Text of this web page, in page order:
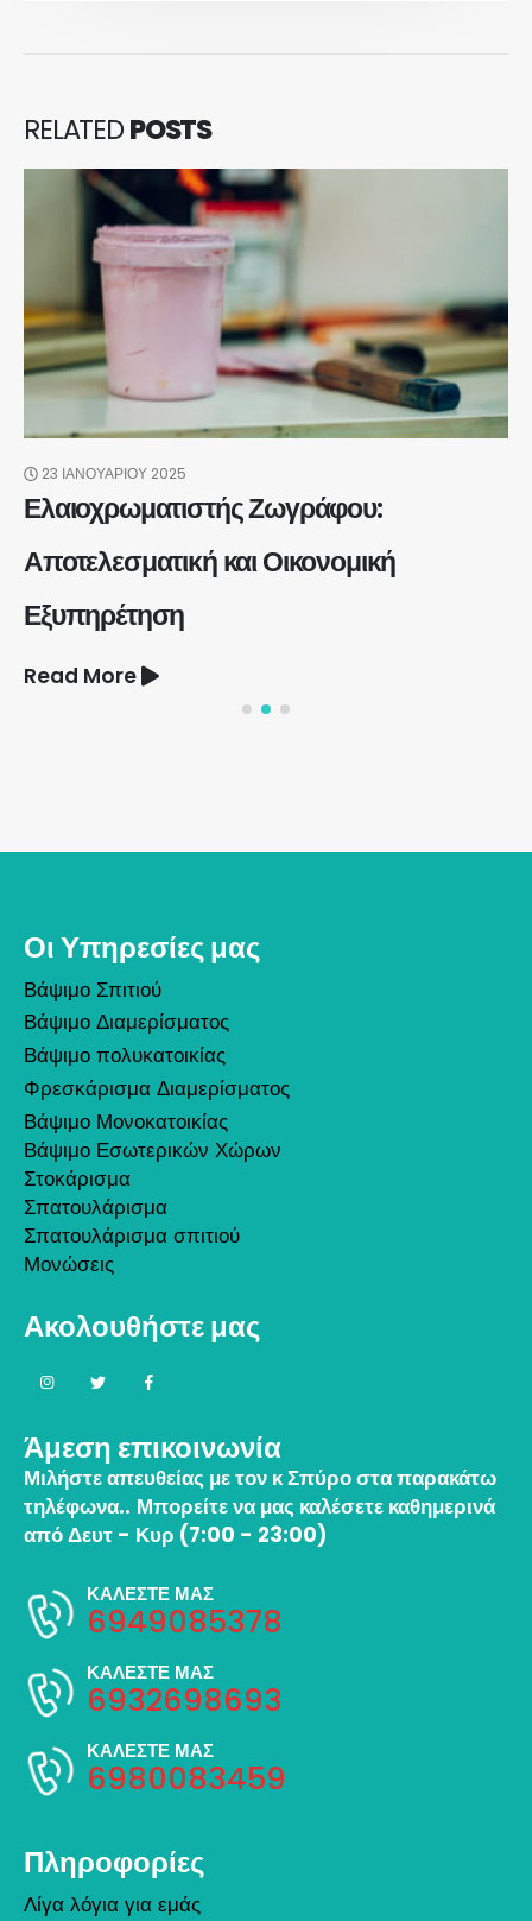
RELATEDPOSTS
23 ΙΑΝΟΥΑΡΊΟΥ 2025
Ελαιοχρωματιστής Ζωγράφου:
Αποτελεσματική και Οικονομική
Εξυπηρέτηση
Read More
Οι Υπηρεσίες μας
Βάψιμο Σπιτιού
Βάψιμο Διαμερίσματος
Βάψιμο πολυκατοικίας
Φρεσκάρισμα Διαμερίσματος
Βάψιμο Μονοκατοικίας
Βάψιμο Εσωτερικών Χώρων
Στοκάρισμα
Σπατουλάρισμα
Σπατουλάρισμα σπιτιού
Μονώσεις
Ακολουθήστε μας
Άμεση επικοινωνία
Μιλήστε απευθείας με τον κ Σπύρο στα παρακάτω
τηλέφωνα.. Μπορείτε να μας καλέσετε καθημερινά
από Δευτ - Κυρ (7:00 - 23:00)
ΚΑΛΕΣΤΕ ΜΑΣ
6949085378
ΚΑΛΕΣΤΕ ΜΑΣ
6932698693
ΚΑΛΕΣΤΕ ΜΑΣ
6980083459
Πληροφορίες
Λίγα λόγια για εμάς